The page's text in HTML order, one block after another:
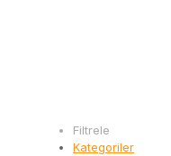
Filtrele
Kategoriler